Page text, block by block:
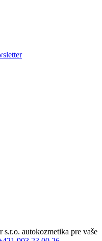
autokozmetika pre vaše